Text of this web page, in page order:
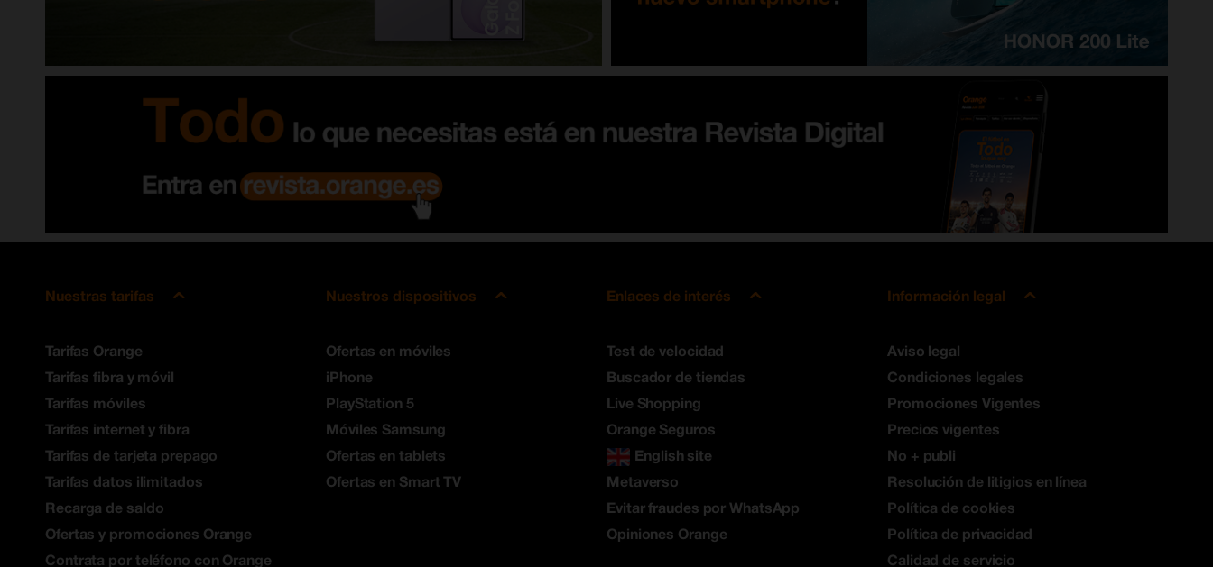
Nuestras tarifas
Tarifas Orange
Tarifas fibra y móvil
Tarifas móviles
Tarifas internet y fibra
Tarifas de tarjeta prepago
Tarifas datos ilimitados
Recarga de saldo
Ofertas y promociones Orange
Contrata por teléfono con Orange
Nuestros dispositivos
Ofertas en móviles
iPhone
PlayStation 5
Móviles Samsung
Ofertas en tablets
Ofertas en Smart TV
Enlaces de interés
Test de velocidad
Buscador de tiendas
Live Shopping
Orange Seguros
English site
Metaverso
Evitar fraudes por WhatsApp
Opiniones Orange
Información legal
Aviso legal
Condiciones legales
Promociones Vigentes
Precios vigentes
No + publi
Resolución de litigios en línea
Política de cookies
Política de privacidad
Calidad de servicio